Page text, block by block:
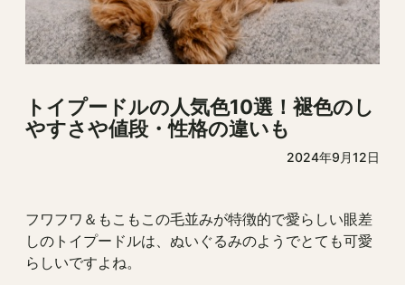
トイプードルの人気色10選！褪色のし
やすさや値段・性格の違いも
2024年9月12日
フワフワ＆もこもこの毛並みが特徴的で愛らしい眼差
しのトイプードルは、ぬいぐるみのようでとても可愛
らしいですよね。